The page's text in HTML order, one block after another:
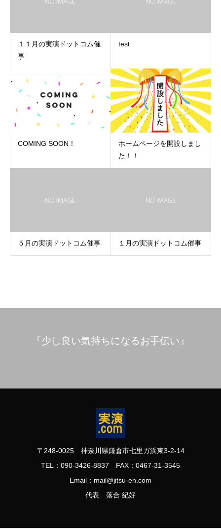
１１月の実演ドットコム催
事
test
COMING SOON！
ホームページを開設しまし
た！！
５月の実演ドットコム催事 １月の実演ドットコム催事
『少し良い気持ちになるお手伝い』
〒248-0025 神奈川県鎌倉市七里ガ浜東3-2-14
TEL：090-3426-8837 FAX：0467-31-3545
Email：mail@jitsu-en.com
代表 落合 紀好